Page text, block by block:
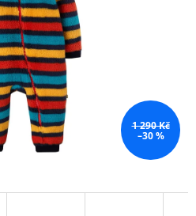
1 290 Kč
–30 %